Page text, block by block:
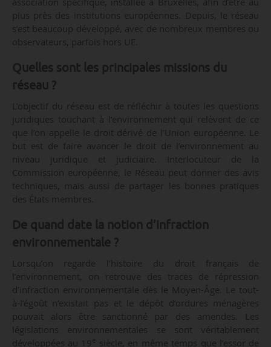
plus près des institutions européennes. Depuis, le réseau
s’est beaucoup développé, avec de nombreux membres ou
observateurs, parfois hors UE.
Quelles sont les principales missions du
réseau ?
L’objectif du réseau est de réfléchir à toutes les questions
juridiques touchant à l’environnement qui relèvent de ce
que l’on appelle le droit dérivé de l’Union européenne. Le
but est de faire avancer le droit de l’environnement au
niveau juridique et judiciaire. Interlocuteur de la
Commission européenne, le Réseau peut donner des avis
techniques, mais aussi de partager les bonnes pratiques
des États membres.
De quand date la notion d’infraction
environnementale ?
Lorsqu’on regarde l’histoire du droit français de
l’environnement, on retrouve des traces de répression
d’infraction environnementale dès le Moyen-Âge. Le tout-
à-l’égoût n’existait pas et le dépôt d’ordures ménagères
pouvait alors être sanctionné par des amendes. Les
législations environnementales se sont véritablement
développées au 19
siècle, en même temps que l’essor de